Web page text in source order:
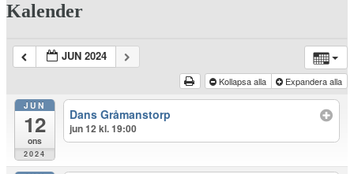
Kalender
JUN 2024
Kollapsa alla Expandera alla
JUN
12
ons
2024
Dans Gråmanstorp
jun 12 kl. 19:00